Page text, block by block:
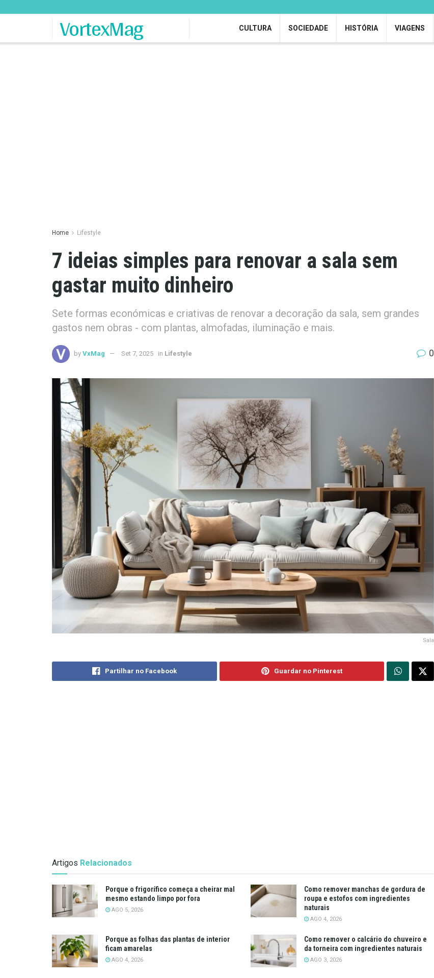
VortexMag CULTURA SOCIEDADE HISTÓRIA VIAGENS
Home Lifestyle
7 ideias simples para renovar a sala sem
gastar muito dinheiro
Sete formas económicas e criativas de renovar a decoração da sala, sem grandes
gastos nem obras - com plantas, almofadas, iluminação e mais.
by VxMag Set 7, 2025 in Lifestyle 0
Sala
Partilhar no Facebook Guardar no Pinterest
Artigos Relacionados
Porque o frigorífico começa a cheirar mal
mesmo estando limpo por fora
AGO 5, 2026
Como remover manchas de gordura de
roupa e estofos com ingredientes
naturais
AGO 4, 2026
Porque as folhas das plantas de interior
ficam amarelas
AGO 4, 2026
Como remover o calcário do chuveiro e
da torneira com ingredientes naturais
AGO 3, 2026